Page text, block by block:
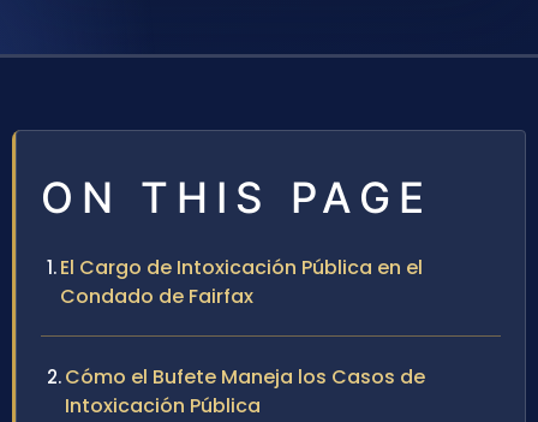
ON THIS PAGE
El Cargo de Intoxicación Pública en el
Condado de Fairfax
Cómo el Bufete Maneja los Casos de
Intoxicación Pública